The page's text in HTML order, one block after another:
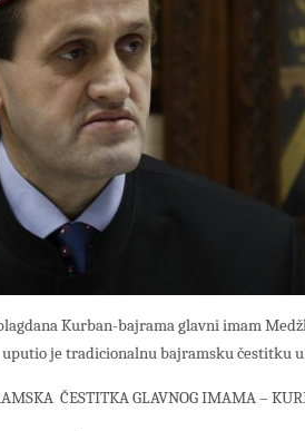
Kurban-bajrama glavni imam
uputio je tradicionalnu bajramsku čestitku
ČESTITKA GLAVNOG IMAMA –